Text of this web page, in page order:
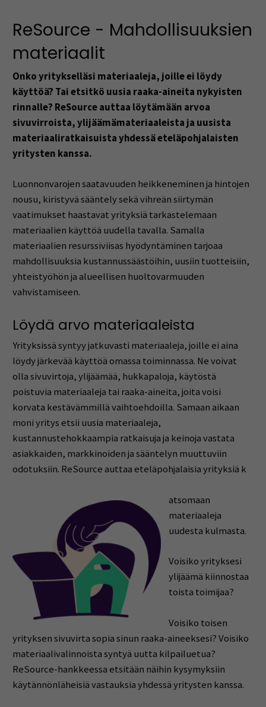
ReSource - Mahdollisuuksien
materiaalit
Onko yritykselläsi materiaaleja, joille ei löydy
käyttöä? Tai etsitkö uusia raaka-aineita nykyisten
rinnalle? ReSource auttaa löytämään arvoa
sivuvirroista, ylijäämämateriaaleista ja uusista
materiaaliratkaisuista yhdessä eteläpohjalaisten
yritysten kanssa.
Luonnonvarojen saatavuuden heikkeneminen ja hintojen
nousu, kiristyvä sääntely sekä vihreän siirtymän
vaatimukset haastavat yrityksiä tarkastelemaan
materiaalien käyttöä uudella tavalla. Samalla
materiaalien resurssiviisas hyödyntäminen tarjoaa
mahdollisuuksia kustannussäästöihin, uusiin tuotteisiin,
yhteistyöhön ja alueellisen huoltovarmuuden
vahvistamiseen.
Löydä arvo materiaaleista
Yrityksissä syntyy jatkuvasti materiaaleja, joille ei aina
löydy järkevää käyttöä omassa toiminnassa. Ne voivat
olla sivuvirtoja, ylijäämää, hukkapaloja, käytöstä
poistuvia materiaaleja tai raaka-aineita, joita voisi
korvata kestävämmillä vaihtoehdoilla. Samaan aikaan
moni yritys etsii uusia materiaaleja,
kustannustehokkaampia ratkaisuja ja keinoja vastata
asiakkaiden, markkinoiden ja sääntelyn muuttuviin
odotuksiin. ReSource auttaa eteläpohjalaisia yrityksiä k
atsomaan
materiaaleja
uudesta kulmasta.
Voisiko yrityksesi
ylijäämä kiinnostaa
toista toimijaa?
Voisiko toisen
yrityksen sivuvirta sopia sinun raaka-aineeksesi? Voisiko
materiaalivalinnoista syntyä uutta kilpailuetua?
ReSource-hankkeessa etsitään näihin kysymyksiin
käytännönläheisiä vastauksia yhdessä yritysten kanssa.